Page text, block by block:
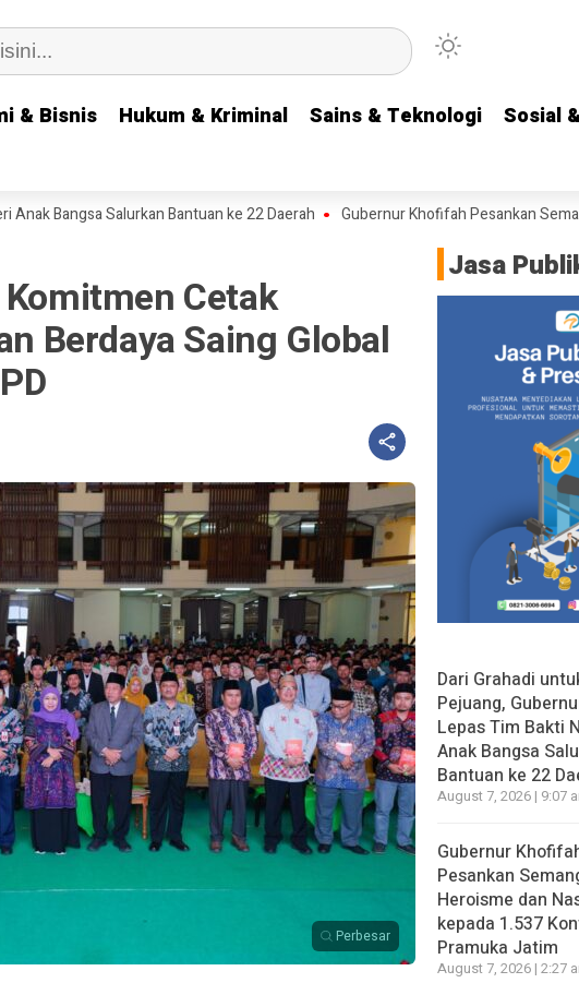
& Bisnis Hukum & Kriminal Sains & Teknologi
Sosial
& Bisnis Hukum & Kriminal Sains & Teknologi
Sosial
Salurkan Bantuan ke 22 Daerah Gubernur Khofifah Pesankan Semangat
Cetak
Berdaya Saing Global
Perbesar
Jasa
Dari Grahadi
Pejuang,
Lepas Tim Bakti
Anak Bangsa
Bantuan ke 22
August 7, 2026 | 9:07
Gubernur
Pesankan
Heroisme dan
kepada 1.537
Pramuka Jatim
August 7, 2026 | 2:27